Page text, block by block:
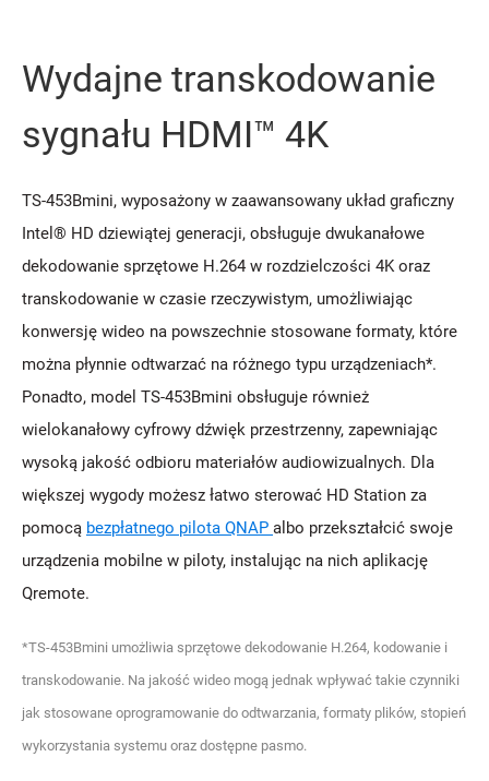
Wydajne transkodowanie
sygnału HDMI™ 4K
TS-453Bmini, wyposażony w zaawansowany układ graficzny
Intel® HD dziewiątej generacji, obsługuje dwukanałowe
dekodowanie sprzętowe H.264 w rozdzielczości 4K oraz
transkodowanie w czasie rzeczywistym, umożliwiając
konwersję wideo na powszechnie stosowane formaty, które
można płynnie odtwarzać na różnego typu urządzeniach*.
Ponadto, model TS-453Bmini obsługuje również
wielokanałowy cyfrowy dźwięk przestrzenny, zapewniając
wysoką jakość odbioru materiałów audiowizualnych. Dla
większej wygody możesz łatwo sterować HD Station za
pomocą bezpłatnego pilota QNAP albo przekształcić swoje
urządzenia mobilne w piloty, instalując na nich aplikację
Qremote.
*TS-453Bmini umożliwia sprzętowe dekodowanie H.264, kodowanie i
transkodowanie. Na jakość wideo mogą jednak wpływać takie czynniki
jak stosowane oprogramowanie do odtwarzania, formaty plików, stopień
wykorzystania systemu oraz dostępne pasmo.